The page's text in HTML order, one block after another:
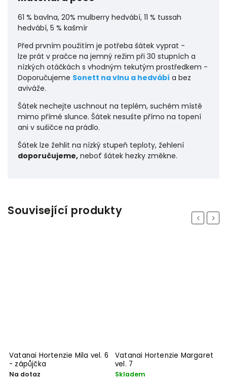
61 % bavlna, 20% mulberry hedvábí, 11 % tussah
hedvábí, 5 % kašmír
Před prvním použitím je potřeba šátek vyprat -
lze prát v pračce na jemný režim při 30 stupních a
nízkých otáčkách s vhodným tekutým prostředkem -
Doporučujeme Sonett na vlnu a hedvábí a bez
aviváže.
Šátek nechejte uschnout na teplém, suchém místě
mimo přímé slunce. Šátek nesušte přímo na topení
ani v sušičce na prádlo.
Šátek lze žehlit na nízký stupeň teploty, žehlení
doporučujeme, neboť šátek hezky změkne.
Související produkty Previous
Vatanai Hortenzie Mila vel. 6
- zápůjčka
Na dotaz
Vatanai Hortenzie Margaret
vel. 7
Skladem
Next